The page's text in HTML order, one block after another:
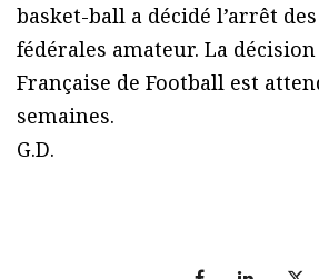
basket-ball a décidé l’arrêt
fédérales amateur. La
Française de Football est
semaines.
G.D.